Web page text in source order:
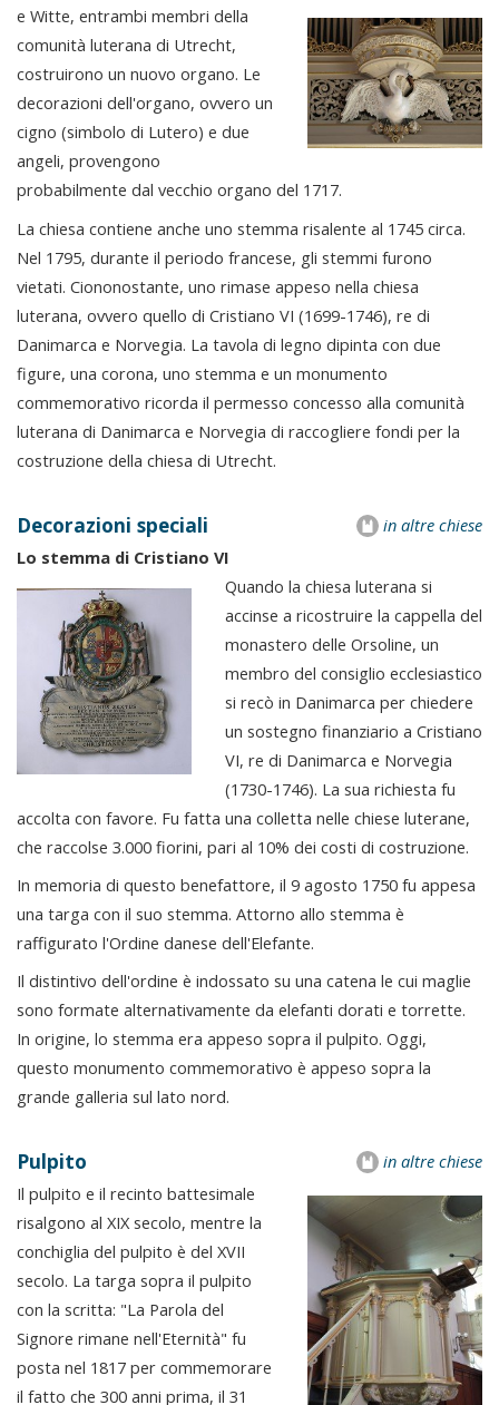
e Witte, entrambi membri della
comunità luterana di Utrecht,
costruirono un nuovo organo. Le
decorazioni dell'organo, ovvero un
cigno (simbolo di Lutero) e due
angeli, provengono
probabilmente dal vecchio organo del 1717.
La chiesa contiene anche uno stemma risalente al 1745 circa.
Nel 1795, durante il periodo francese, gli stemmi furono
vietati. Ciononostante, uno rimase appeso nella chiesa
luterana, ovvero quello di Cristiano VI (1699-1746), re di
Danimarca e Norvegia. La tavola di legno dipinta con due
figure, una corona, uno stemma e un monumento
commemorativo ricorda il permesso concesso alla comunità
luterana di Danimarca e Norvegia di raccogliere fondi per la
costruzione della chiesa di Utrecht.
in altre chiese
Decorazioni speciali
Lo stemma di Cristiano VI
Quando la chiesa luterana si
accinse a ricostruire la cappella del
monastero delle Orsoline, un
membro del consiglio ecclesiastico
si recò in Danimarca per chiedere
un sostegno finanziario a Cristiano
VI, re di Danimarca e Norvegia
(1730-1746). La sua richiesta fu
accolta con favore. Fu fatta una colletta nelle chiese luterane,
che raccolse 3.000 fiorini, pari al 10% dei costi di costruzione.
In memoria di questo benefattore, il 9 agosto 1750 fu appesa
una targa con il suo stemma. Attorno allo stemma è
raffigurato l'Ordine danese dell'Elefante.
Il distintivo dell'ordine è indossato su una catena le cui maglie
sono formate alternativamente da elefanti dorati e torrette.
In origine, lo stemma era appeso sopra il pulpito. Oggi,
questo monumento commemorativo è appeso sopra la
grande galleria sul lato nord.
in altre chiese
Pulpito
Il pulpito e il recinto battesimale
risalgono al XIX secolo, mentre la
conchiglia del pulpito è del XVII
secolo. La targa sopra il pulpito
con la scritta: "La Parola del
Signore rimane nell'Eternità" fu
posta nel 1817 per commemorare
il fatto che 300 anni prima, il 31